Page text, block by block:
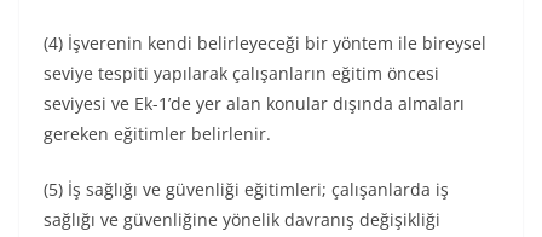
(4) İşverenin kendi belirleyeceği bir yöntem ile bireysel
seviye tespiti yapılarak çalışanların eğitim öncesi
seviyesi ve Ek-1’de yer alan konular dışında almaları
gereken eğitimler belirlenir.
(5) İş sağlığı ve güvenliği eğitimleri; çalışanlarda iş
sağlığı ve güvenliğine yönelik davranış değişikliği